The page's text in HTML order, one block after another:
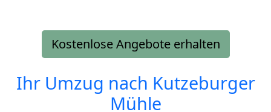
Kostenlose Angebote erhalten
Ihr Umzug nach Kutzeburger
Mühle